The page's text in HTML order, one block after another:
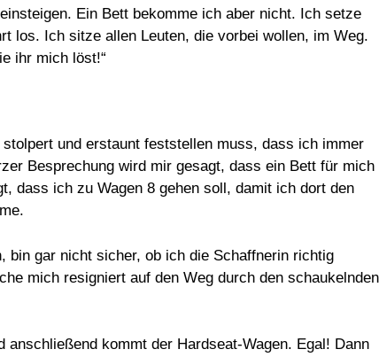
Ein Bett bekomme ich aber nicht. Ich setze
los. Ich sitze allen Leuten, die vorbei wollen, im Weg.
ihr mich löst!“
und erstaunt feststellen muss, dass ich immer
Besprechung wird mir gesagt, dass ein Bett für mich
dass ich zu Wagen 8 gehen soll, damit ich dort den
bin gar nicht sicher, ob ich die Schaffnerin richtig
mich resigniert auf den Weg durch den schaukelnden
kommt der Hardseat-Wagen. Egal! Dann